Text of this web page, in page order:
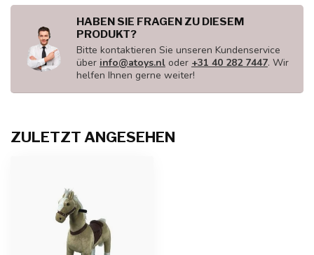
HABEN SIE FRAGEN ZU DIESEM
PRODUKT?
Bitte kontaktieren Sie unseren Kundenservice
über info@atoys.nl oder +31 40 282 7447. Wir
helfen Ihnen gerne weiter!
ZULETZT ANGESEHEN